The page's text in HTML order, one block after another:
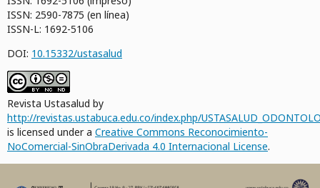
ISSN: 2590-7875 (en línea)
ISSN-L: 1692-5106
DOI: 10.15332/ustasalud
Revista Ustasalud by
http://revistas.ustabuca.edu.co/index.php/
is licensed under a Creative Commons Reconocimiento-
NoComercial-SinObraDerivada 4.0 Internacional License.